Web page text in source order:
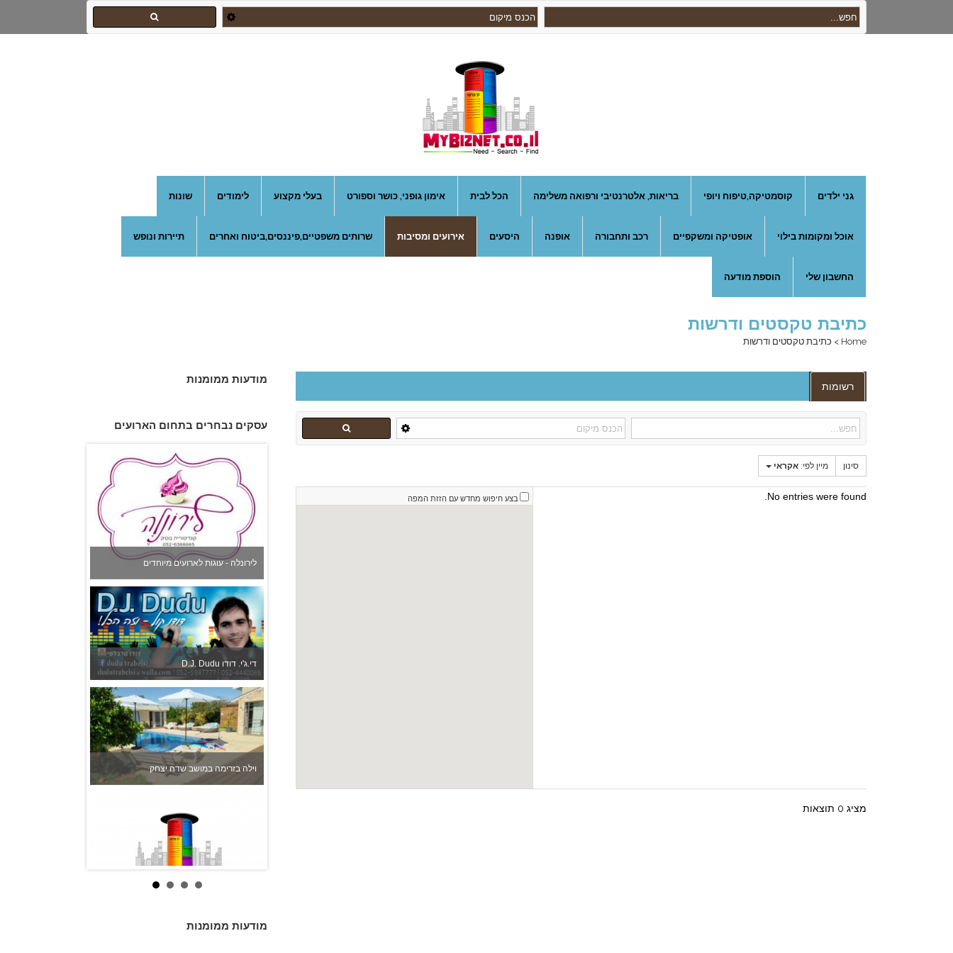
גני ילדים קוסמטיקה,טיפוח ויופי בריאות, אלטרנטיבי ורפואה משלימה הכל לבית אימון גופני, כושר וספורט בעלי מקצוע לימודים שונות
אוכל ומקומות בילוי אופטיקה ומשקפיים רכב ותחבורה אופנה היסעים אירועים ומסיבות שרותים משפטיים,פיננסים,ביטוח ואחרים תיירות ונופש
החשבון שלי הוספת מודעה
כתיבת טקסטים ודרשות
Home
> כתיבת טקסטים ודרשות
רשומות
סינון מיין לפי: אקראי
No entries were found. בצע חיפוש מחדש עם הזזת המפה
מציג 0 תוצאות
מודעות ממומנות
עסקים נבחרים בתחום הארועים
אורי צילום אירועים
לירונלה - עוגות לארועים מיוחדים
D.J. Dudu די.ג'י. דודו
וילה בזרימה במושב שדה יצחק
אורי צילום אירועים
מודעות ממומנות